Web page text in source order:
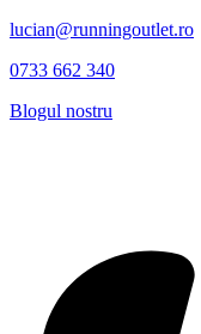
lucian@runningoutlet.ro
0733 662 340
Blogul nostru